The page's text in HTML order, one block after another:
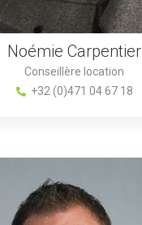
Noémie Carpentier
Conseillère location
+32 (0)471 04 67 18